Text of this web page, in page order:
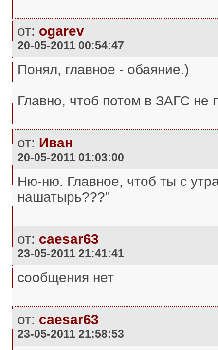
от: ogarev
20-05-2011 00:54:47
Понял, главное - обаяние.)
Главно, чтоб потом в ЗАГС не
от: Иван
20-05-2011 01:03:00
Ню-ню. Главное, чтоб ты с
нашатырь???"
от: caesar63
23-05-2011 21:41:41
сообщения нет
от: caesar63
23-05-2011 21:58:53